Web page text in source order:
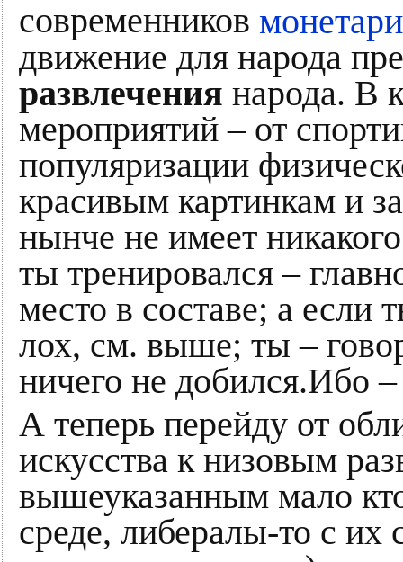
современников
движение для народа
развлечения народа. В
мероприятий – от
популяризации
красивым картинкам и
нынче не имеет
ты тренировался –
место в составе; а если
лох, см. выше; ты –
ничего не добился.Ибо –
А теперь перейду от
искусства к низовым
вышеуказанным мало
среде, либералы-то с